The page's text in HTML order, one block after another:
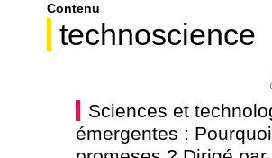
La revue
Instructions aux auteurs
Contenu
technoscience
Sciences et
émergentes :